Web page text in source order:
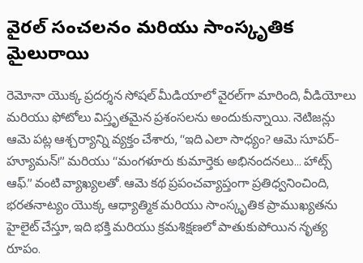
వైరల్ సంచలనం మరియు సాంస్కృతిక
మైలురాయి
రెమోనా యొక్క ప్రదర్శన సోషల్ మీడియాలో వైరల్‌గా మారింది, వీడియోలు
మరియు ఫోటోలు విస్తృతమైన ప్రశంసలను అందుకున్నాయి. నెటిజన్లు
ఆమె పట్ల ఆశ్చర్యాన్ని వ్యక్తం చేశారు, “ఇది ఎలా సాధ్యం? ఆమె సూపర్-
హ్యూమన్!” మరియు “మంగళూరు కుమార్తెకు అభినందనలు… హాట్స్
ఆఫ్.” వంటి వ్యాఖ్యలతో. ఆమె కథ ప్రపంచవ్యాప్తంగా ప్రతిధ్వనించింది,
భరతనాట్యం యొక్క ఆధ్యాత్మిక మరియు సాంస్కృతిక ప్రాముఖ్యతను
హైలైట్ చేస్తూ, ఇది భక్తి మరియు క్రమశిక్షణలో పాతుకుపోయిన నృత్య
రూపం.